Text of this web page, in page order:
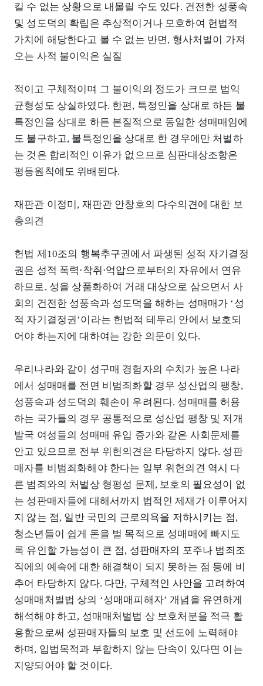
킬 수 없는 상황으로 내몰릴 수도 있다. 건전한 성풍속
및 성도덕의 확립은 추상적이거나 모호하여 헌법적
가치에 해당한다고 볼 수 없는 반면, 형사처벌이 가져
오는 사적 불이익은 실질
적이고 구체적이며 그 불이익의 정도가 크므로 법익
균형성도 상실하였다. 한편, 특정인을 상대로 하든 불
특정인을 상대로 하든 본질적으로 동일한 성매매임에
도 불구하고, 불특정인을 상대로 한 경우에만 처벌하
는 것은 합리적인 이유가 없으므로 심판대상조항은
평등원칙에도 위배된다.
재판관 이정미, 재판관 안창호의 다수의견에 대한 보
충의견
헌법 제10조의 행복추구권에서 파생된 성적 자기결정
권은 성적 폭력⋅착취⋅억압으로부터의 자유에서 연유
하므로, 성을 상품화하여 거래 대상으로 삼으면서 사
회의 건전한 성풍속과 성도덕을 해하는 성매매가 ‘성
적 자기결정권’이라는 헌법적 테두리 안에서 보호되
어야 하는지에 대하여는 강한 의문이 있다.
우리나라와 같이 성구매 경험자의 수치가 높은 나라
에서 성매매를 전면 비범죄화할 경우 성산업의 팽창,
성풍속과 성도덕의 훼손이 우려된다. 성매매를 허용
하는 국가들의 경우 공통적으로 성산업 팽창 및 저개
발국 여성들의 성매매 유입 증가와 같은 사회문제를
안고 있으므로 전부 위헌의견은 타당하지 않다. 성판
매자를 비범죄화해야 한다는 일부 위헌의견 역시 다
른 범죄와의 처벌상 형평성 문제, 보호의 필요성이 없
는 성판매자들에 대해서까지 법적인 제재가 이루어지
지 않는 점, 일반 국민의 근로의욕을 저하시키는 점,
청소년들이 쉽게 돈을 벌 목적으로 성매매에 빠지도
록 유인할 가능성이 큰 점, 성판매자의 포주나 범죄조
직에의 예속에 대한 해결책이 되지 못하는 점 등에 비
추어 타당하지 않다. 다만, 구체적인 사안을 고려하여
성매매처벌법 상의 ‘성매매피해자’ 개념을 유연하게
해석해야 하고, 성매매처벌법 상 보호처분을 적극 활
용함으로써 성판매자들의 보호 및 선도에 노력해야
하며, 입법목적과 부합하지 않는 단속이 있다면 이는
지양되어야 할 것이다.